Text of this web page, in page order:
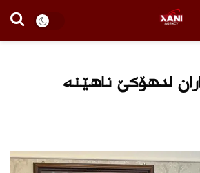
لدهۆكێ ناهێنه‌